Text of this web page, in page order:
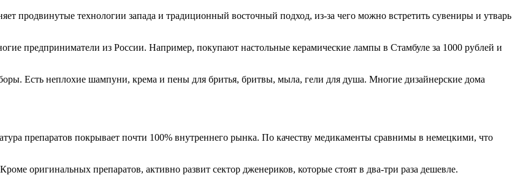
продвинутые технологии запада и традиционный восточный подход, из-за чего можно встретить сувениры и утварь
предприниматели из России. Например, покупают настольные керамические лампы в Стамбуле за 1000 рублей и
Есть неплохие шампуни, крема и пены для бритья, бритвы, мыла, гели для душа. Многие дизайнерские дома
препаратов покрывает почти 100% внутреннего рынка. По качеству медикаменты сравнимы в немецкими, что
оригинальных препаратов, активно развит сектор дженериков, которые стоят в два-три раза дешевле.